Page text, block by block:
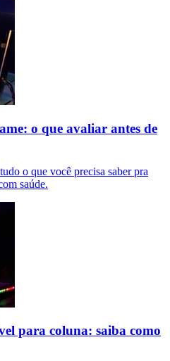
o que avaliar antes de
o que você precisa saber pra
saúde.
para coluna: saiba como